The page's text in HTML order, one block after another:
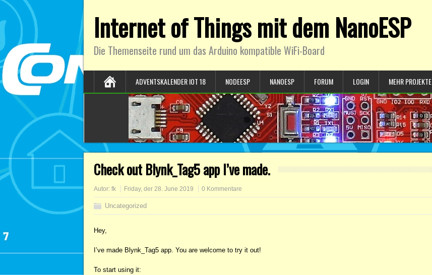
Internet of Things mit dem NanoESP
Die Themenseite rund um das Arduino kompatible WiFi-Board
ADVENTSKALENDER IOT 18 NODEESP NANOESP FORUM LOGIN MEHR PROJEKTE
Check out Blynk_Tag5 app I’ve made.
Autor: fk Friday, der 28. June 2019 0 Kommentare
Uncategorized
Hey,
I’ve made Blynk_Tag5 app. You are welcome to try it out!
To start using it: